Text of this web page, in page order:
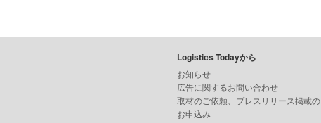
Logistics Todayから
お知らせ
広告に関するお問い合わせ
取材のご依頼、プレスリリース掲載の
お申込み